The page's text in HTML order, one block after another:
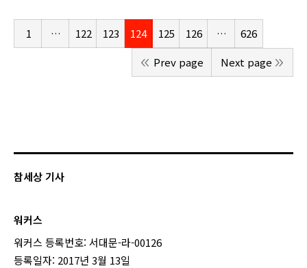
1 … 122 123 124 125 126 …
626
Prev page
Next page
참세상 기사
워커스
워커스 등록번호: 서대문-라-00126
등록일자: 2017년 3월 13일